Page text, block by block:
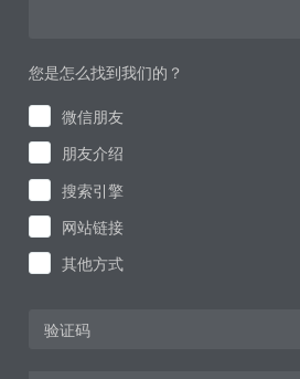
您是怎么找到我们的？
微信朋友
朋友介绍
搜索引擎
网站链接
其他方式